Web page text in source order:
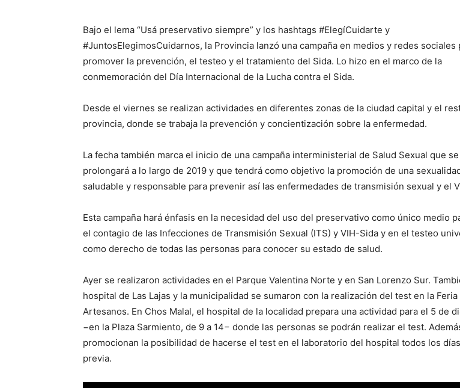
Bajo el lema “Usá preservativo siempre” y los hashtags #ElegíCuidarte y
#JuntosElegimosCuidarnos, la Provincia lanzó una campaña en medios y redes sociales
promover la prevención, el testeo y el tratamiento del Sida. Lo hizo en el marco de la
conmemoración del Día Internacional de la Lucha contra el Sida.
Desde el viernes se realizan actividades en diferentes zonas de la ciudad capital y el
provincia, donde se trabaja la prevención y concientización sobre la enfermedad.
La fecha también marca el inicio de una campaña interministerial de Salud Sexual que se
prolongará a lo largo de 2019 y que tendrá como objetivo la promoción de una
saludable y responsable para prevenir así las enfermedades de transmisión sexual y el
Esta campaña hará énfasis en la necesidad del uso del preservativo como único medio
el contagio de las Infecciones de Transmisión Sexual (ITS) y VIH-Sida y en el testeo
como derecho de todas las personas para conocer su estado de salud.
Ayer se realizaron actividades en el Parque Valentina Norte y en San Lorenzo Sur.
hospital de Las Lajas y la municipalidad se sumaron con la realización del test en la Feria
Artesanos. En Chos Malal, el hospital de la localidad prepara una actividad para el 5 de
−en la Plaza Sarmiento, de 9 a 14− donde las personas se podrán realizar el test.
promocionan la posibilidad de hacerse el test en el laboratorio del hospital todos los
previa.